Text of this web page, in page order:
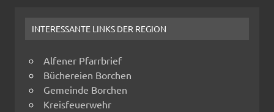
INTERESSANTE LINKS DER REGION
Alfener Pfarrbrief
Büchereien Borchen
Gemeinde Borchen
Kreisfeuerwehr